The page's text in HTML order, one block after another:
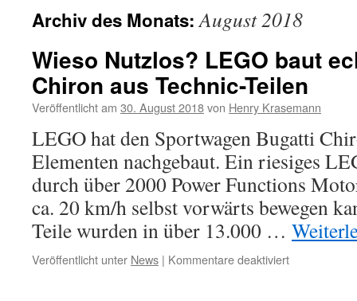
Archiv des Monats:August 2018
Wieso Nutzlos? LEGO baut
Chiron aus Technic-Teilen
Veröffentlicht am 30. August 2018von Henry Krasemann
LEGO hat den Sportwagen Bugatti
Elementen nachgebaut. Ein riesiges
durch über 2000 Power Functions
ca. 20 km/h selbst vorwärts bewegen
Teile wurden in über 13.000 …
Veröffentlicht unter News | Kommentare deaktiviertfür